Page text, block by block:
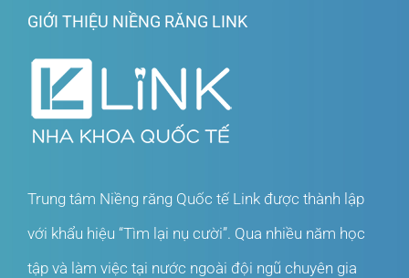
GIỚI THIỆU NIỀNG RĂNG LINK
Trung tâm Niềng răng Quốc tế Link được thành lập
với khẩu hiệu “Tìm lại nụ cười”. Qua nhiều năm học
tập và làm việc tại nước ngoài đội ngũ chuyên gia